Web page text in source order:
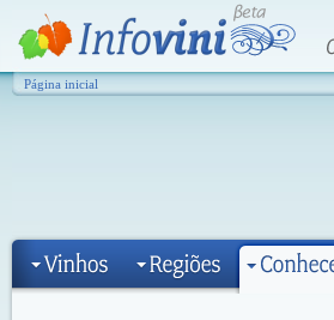
Página inicial